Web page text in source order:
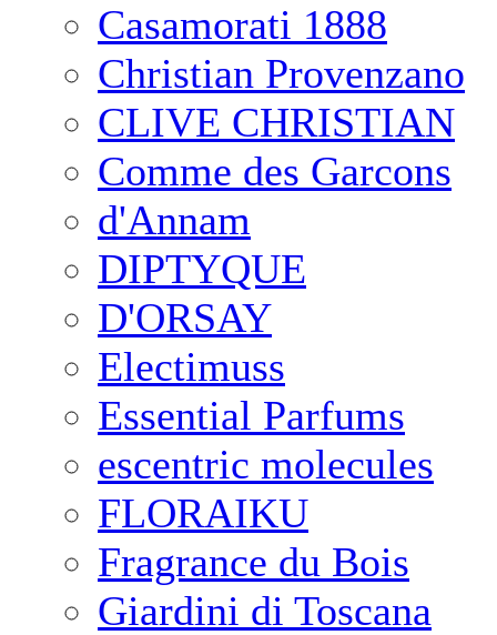
Casamorati 1888
Christian Provenzano
CLIVE CHRISTIAN
Comme des Garcons
d'Annam
DIPTYQUE
D'ORSAY
Electimuss
Essential Parfums
escentric molecules
FLORAIKU
Fragrance du Bois
Giardini di Toscana